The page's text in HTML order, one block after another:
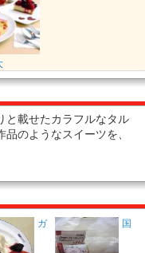
と載せたカラフルなタル
のようなスイーツを、
ガ 国